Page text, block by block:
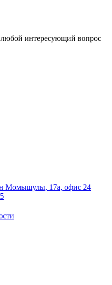
интересующий вопрос
Момышулы, 17а, офис 24